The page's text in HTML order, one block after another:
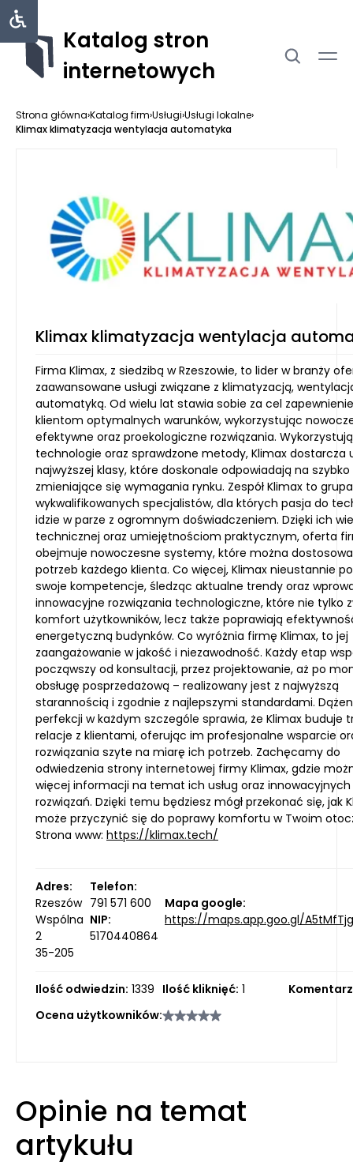
Katalog stron
internetowych
Strona główna›Katalog firm›Usługi›Usługi lokalne›
Klimax klimatyzacja wentylacja automatyka
Klimax klimatyzacja wentylacja
Firma Klimax, z siedzibą w Rzeszowie, to lider w branży
zaawansowane usługi związane z klimatyzacją,
automatyką. Od wielu lat stawia sobie za cel
klientom optymalnych warunków, wykorzystując
efektywne oraz proekologiczne rozwiązania.
technologie oraz sprawdzone metody, Klimax dostarcza
najwyższej klasy, które doskonale odpowiadają na szybko
zmieniające się wymagania rynku. Zespół Klimax to grupa
wykwalifikowanych specjalistów, dla których pasja do
idzie w parze z ogromnym doświadczeniem. Dzięki ich
technicznej oraz umiejętnościom praktycznym, oferta
obejmuje nowoczesne systemy, które można
potrzeb każdego klienta. Co więcej, Klimax nieustannie
swoje kompetencje, śledząc aktualne trendy oraz
innowacyjne rozwiązania technologiczne, które nie tylko
komfort użytkowników, lecz także poprawiają
energetyczną budynków. Co wyróżnia firmę Klimax, to jej
zaangażowanie w jakość i niezawodność. Każdy etap
począwszy od konsultacji, przez projektowanie, aż po
obsługę posprzedażową – realizowany jest z najwyższą
starannością i zgodnie z najlepszymi standardami.
perfekcji w każdym szczególe sprawia, że Klimax buduje
relacje z klientami, oferując im profesjonalne wsparcie
rozwiązania szyte na miarę ich potrzeb. Zachęcamy do
odwiedzenia strony internetowej firmy Klimax, gdzie
więcej informacji na temat ich usług oraz innowacyjnych
rozwiązań. Dzięki temu będziesz mógł przekonać się, jak
może przyczynić się do poprawy komfortu w Twoim
Strona www: https://klimax.tech/
Adres:
Rzeszów
Wspólna
2
35-205
Telefon:
791 571 600
NIP:
5170440864
Mapa google:
https://maps.app.goo.gl/
Ilość odwiedzin: 1339 Ilość kliknięć: 1
Ocena użytkowników:
Opinie na temat
artykułu